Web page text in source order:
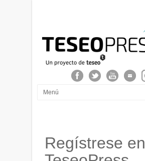
Regístrese en